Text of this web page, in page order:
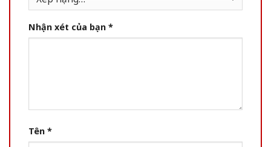
Nhận xét của bạn *
Tên *